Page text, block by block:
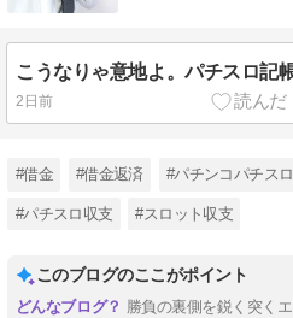
こうなりゃ意地よ。パチスロ記
2日前
#借金 #借金返済 #パチンコパチスロ
#パチスロ収支 #スロット収支
このブログのここがポイント
勝負の裏側を鋭く突く